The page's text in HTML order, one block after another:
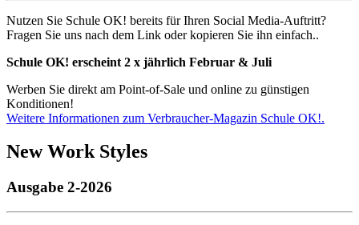
Nutzen Sie Schule OK! bereits für Ihren Social Media-Auftritt?
Fragen Sie uns nach dem Link oder kopieren Sie ihn einfach..
Schule OK! erscheint 2 x jährlich Februar & Juli
Werben Sie direkt am Point-of-Sale und online zu günstigen
Konditionen!
Weitere Informationen zum Verbraucher-Magazin Schule OK!.
New Work Styles
Ausgabe 2-2026